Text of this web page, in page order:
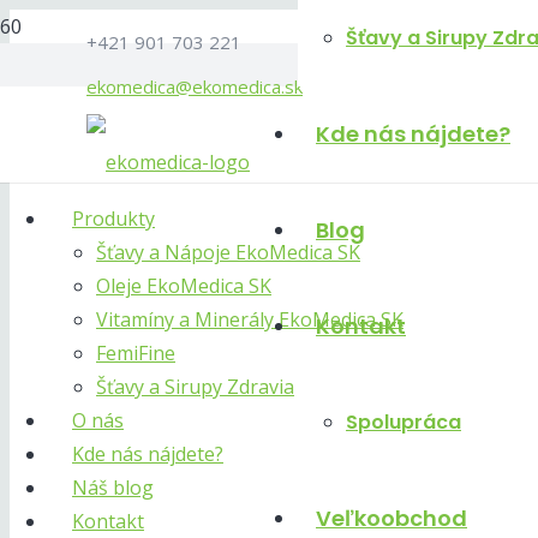
+421 901 703 221
ekomedica@ekomedica.sk
Šťavy a Sirupy
Kde nás nájdete?
Blog
Kontakt
Spolupráca
Veľkoobchod
Produkty
Šťavy a Nápoje EkoMedica SK
Oleje EkoMedica SK
Vitamíny a Minerály EkoMedica SK
FemiFine
Šťavy a Sirupy Zdravia
O nás
Kde nás nájdete?
Náš blog
Kontakt